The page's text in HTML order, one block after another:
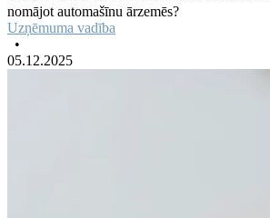
nomājot automašīnu ārzemēs?
Uzņēmuma vadība
•
05.12.2025